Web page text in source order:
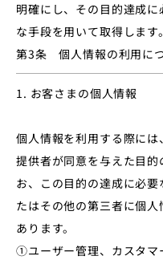
明確にし、その目的達成
な手段を用いて取得します。
第3条 個人情報の利用に
1. お客さまの個人情報
個人情報を利用する際に
提供者が同意を与えた目
お、この目的の達成に必
たはその他の第三者に個
あります。
①ユーザー管理、カスタマ